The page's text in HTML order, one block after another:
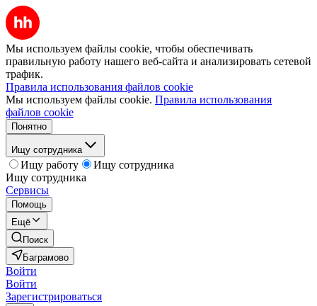
Мы используем файлы cookie, чтобы обеспечивать
правильную работу нашего веб-сайта и анализировать сетевой
трафик.
Правила использования файлов cookie
Мы используем файлы cookie. Правила использования
файлов cookie
Понятно
Ищу сотрудника
Ищу работу
Ищу сотрудника
Ищу сотрудника
Сервисы
Помощь
Ещё
Поиск
Баграмово
Войти
Войти
Зарегистрироваться